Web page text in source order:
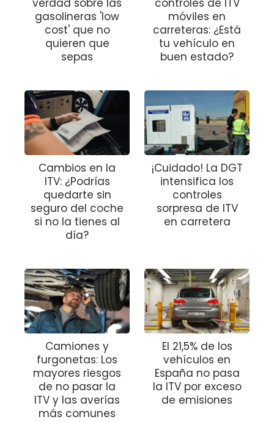
verdad sobre las
gasolineras 'low
cost' que no
quieren que
sepas
controles de ITV
móviles en
carreteras: ¿Está
tu vehículo en
buen estado?
Cambios en la
ITV: ¿Podrías
quedarte sin
seguro del coche
si no la tienes al
día?
¡Cuidado! La DGT
intensifica los
controles
sorpresa de ITV
en carretera
Camiones y
furgonetas: Los
mayores riesgos
de no pasar la
ITV y las averías
más comunes
El 21,5% de los
vehículos en
España no pasa
la ITV por exceso
de emisiones